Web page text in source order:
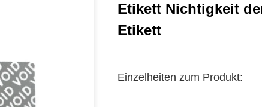
Etikett Nichtigkeit
Etikett
Einzelheiten zum Produkt: